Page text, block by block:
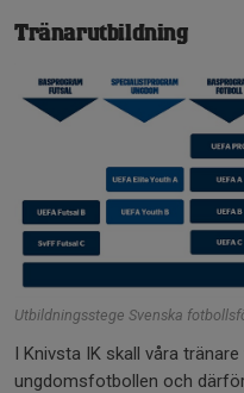
Tränarutbildning
Utbildningsstege Svenska
I Knivsta IK skall våra
ungdomsfotbollen och